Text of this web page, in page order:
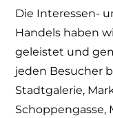
Die Interessen-
Handels haben
geleistet und
jeden Besucher
Stadtgalerie,
Schoppengasse,